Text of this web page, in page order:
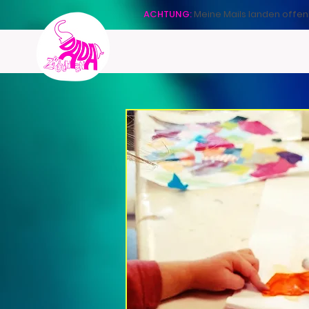
ACHTUNG: Meine Mails landen